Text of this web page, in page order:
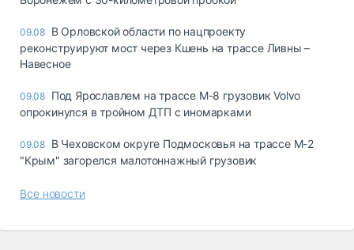
09.08 В Орловской области по нацпроекту
реконструируют мост через Кшень на трассе Ливны –
Навесное
09.08 Под Ярославлем на трассе М-8 грузовик Volvo
опрокинулся в тройном ДТП с иномарками
09.08 В Чеховском округе Подмосковья на трассе М-2
"Крым" загорелся малотоннажный грузовик
Все новости